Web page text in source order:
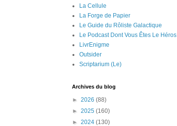
La Cellule
La Forge de Papier
Le Guide du Rôliste Galactique
Le Podcast Dont Vous Êtes Le Héros
LivrEnigme
Outsider
Scriptarium (Le)
Archives du blog
► 2026 (88)
► 2025 (160)
► 2024 (130)